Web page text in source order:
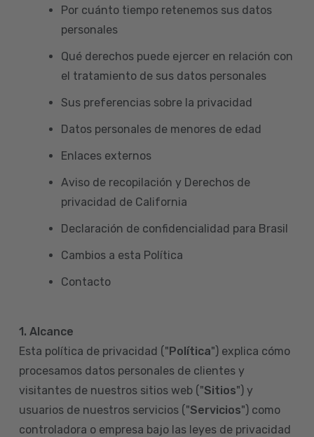
Por cuánto tiempo retenemos sus datos
personales
Qué derechos puede ejercer en relación con
el tratamiento de sus datos personales
Sus preferencias sobre la privacidad
Datos personales de menores de edad
Enlaces externos
Aviso de recopilación y Derechos de
privacidad de California
Declaración de confidencialidad para Brasil
Cambios a esta Política
Contacto
1. Alcance
Esta política de privacidad ("Política") explica cómo
procesamos datos personales de clientes y
visitantes de nuestros sitios web ("Sitios") y
usuarios de nuestros servicios ("Servicios") como
controladora o empresa bajo las leyes de privacidad